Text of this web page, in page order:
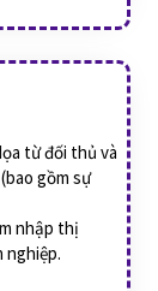
từ đối thủ và
gồm sự
nhập thị
nghiệp.